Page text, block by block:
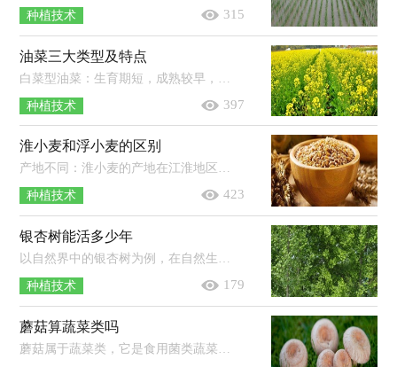
种植技术 315
油菜三大类型及特点
种植技术 397
淮小麦和浮小麦的区别
产地不同：淮小麦的产地在江淮地区，因此被称为淮小麦。浮小麦则通常是生长在北方地区的，对环境的适应能力强，全国各地都有栽培。泡水后...
种植技术 423
银杏树能活多少年
以自然界中的银杏树为例，在自然生长的情况下，它的寿命可达到上千年，甚至是5000年之久。银杏树在很早以前就已经生长在地球上，但是现存...
种植技术 179
蘑菇算蔬菜类吗
蘑菇属于蔬菜类，它是食用菌类蔬菜。蘑菇是一种可以在室内种植的食用菌，它从菌丝体开始逐渐生长成子实体，其体内并没有叶绿素的存在，因...